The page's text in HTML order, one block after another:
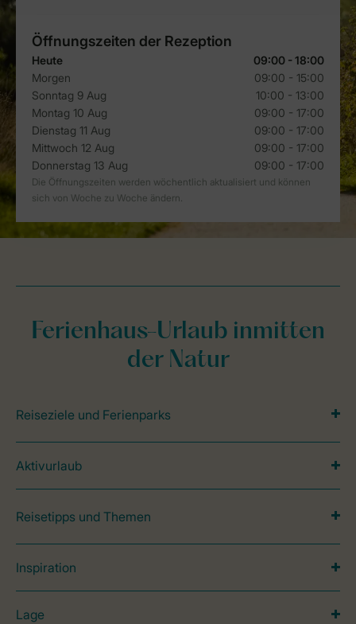
Ferienhaus-Urlaub inmitten
der Natur
Reiseziele und Ferienparks
Aktivurlaub
Reisetipps und Themen
Inspiration
Lage